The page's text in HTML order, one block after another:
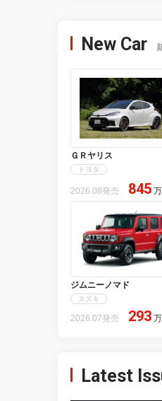
New Car
ＧＲヤリス
トヨタ
2026.08発売 845
ジムニーノマド
スズキ
2026.07発売 293
Latest